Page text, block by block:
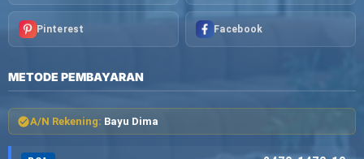
Pinterest Facebook
METODE PEMBAYARAN
A/N Rekening: Bayu Dima